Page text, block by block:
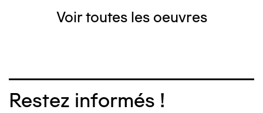
Voir toutes les oeuvres
Restez informés !